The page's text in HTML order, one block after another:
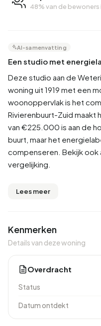
48% van de bewoners
AI-samenvatting
Een studio met
Deze studio aan de
woning uit 1919 met een
woonoppervlak is het
Rivierenbuurt-Zuid maakt
van €225.000 is aan de
buurt, maar het
compenseren. Bekijk ook
vergelijking.
Lees meer
Kenmerken
Details van deze woning
Overdracht
Status
Datum ontdekt